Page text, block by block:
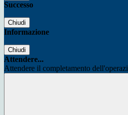
Successo
Chiudi
Informazione
Chiudi
Attendere...
Attendere il completamento